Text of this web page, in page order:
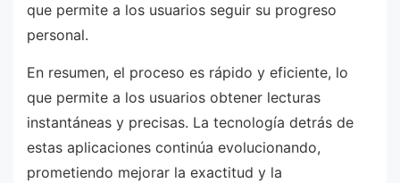
que permite a los usuarios seguir su progreso
personal.
En resumen, el proceso es rápido y eficiente, lo
que permite a los usuarios obtener lecturas
instantáneas y precisas. La tecnología detrás de
estas aplicaciones continúa evolucionando,
prometiendo mejorar la exactitud y la